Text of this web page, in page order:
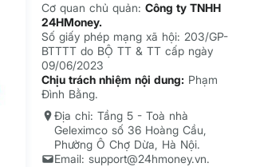
Cơ quan chủ quản:Công ty TNHH
24HMoney.
Số giấy phép mạng xã hội: 203/GP-
BTTTT do BỘ TT & TT cấp ngày
09/06/2023
Chịu trách nhiệm nội dung: Phạm
Đình Bằng.
Địa chỉ: Tầng 5 - Toà nhà
Geleximco số 36 Hoàng Cầu,
Phường Ô Chợ Dừa, Hà Nội.
Email: support@24hmoney.vn.